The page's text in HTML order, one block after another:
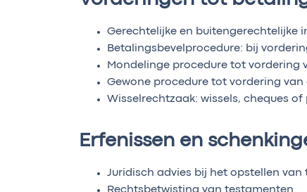
Gerechtelijke en buitengerechtelijke
Betalingsbevelprocedure: bij
Mondelinge procedure tot vordering
Gewone procedure tot vordering
Wisselrechtzaak: wissels, cheques of
Erfenissen en
Juridisch advies bij het opstellen
Rechtsbetwisting van testamenten